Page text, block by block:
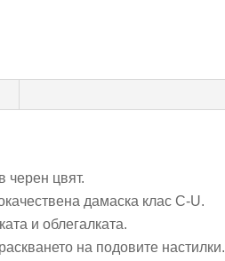
черен цвят.
дамаска клас C-U.
и облегалката.
на подовите настилки.